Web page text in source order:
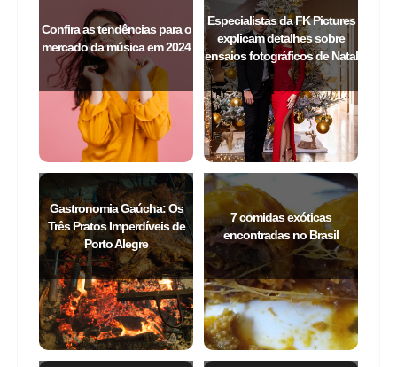
Confira as tendências para o
mercado da música em 2024
Especialistas da FK Pictures
explicam detalhes sobre
ensaios fotográficos de Natal
Gastronomia Gaúcha: Os
Três Pratos Imperdíveis de
Porto Alegre
7 comidas exóticas
encontradas no Brasil